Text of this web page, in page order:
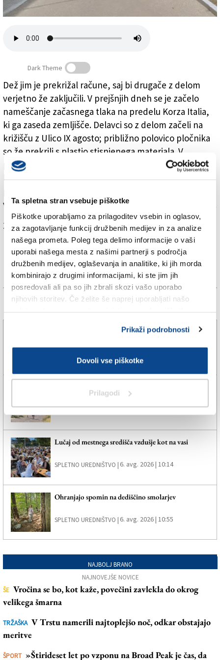
Ta spletna stran vsebuje piškotke
Piškotke uporabljamo za prilagoditev vsebin in oglasov,
za zagotavljanje funkcij družbenih medijev in za analize
našega prometa. Poleg tega delimo informacije o vaši
uporabi našega mesta z našimi partnerji s področja
družbenih medijev, oglaševanja in analitike, ki jih morda
kombinirajo z drugimi informacijami, ki ste jim jih
posredovali ali pa so jih zbrali skozi vašo uporabo
njihovih storitev. Če želite še naprej uporabljati našo
Prikaži podrobnosti
Dovoli vse piškotke
Prilagodi
Založnik
Korzo z začasnim tlakom
Dark Theme
Dež jim je prekrižal račune, saj bi drugače z delom
verjetno že zaključili. V prejšnjih dneh se je začelo
nameščanje začasnega tlaka na predelu Korza Italia,
ki ga zaseda zemljišče. Delavci so z delom začeli na
križišču z Ulico IX agosto; približno polovico pločnika
so že prekrili s plastjo stisnjenega materiala. V
prihodnjih dneh bodo poskrbeli še za predel do
lekarne Orso bianco. Na občini je sočasno v teku
v prihodnje poskrbelo za dokončno ureditev pločnika.
Za branje in pisanje komentarjevje potrebna prijava
Policisti za požare na ajdovskem sumijo 30-letnika
EVA SKABAR |6. avg. 2026 | 6:25
Lučaj od mestnega središča vzdušje kot na vasi
SPLETNO UREDNIŠTVO |6. avg. 2026 | 10:14
Ohranjajo spomin na dediščino smolarjev
SPLETNO UREDNIŠTVO | 6. avg. 2026 | 10:55
NAJBOLJ BRANO
NAJNOVEJŠE NOVICE
ŠE Vročina se bo, kot kaže, povečini zavlekla do okrog
velikega šmarna
TRŽAŠKA V Trstu namerili najtoplejšo noč, odkar obstajajo
meritve
ŠPORT »Štirideset let po vzponu na Broad Peak je čas, da